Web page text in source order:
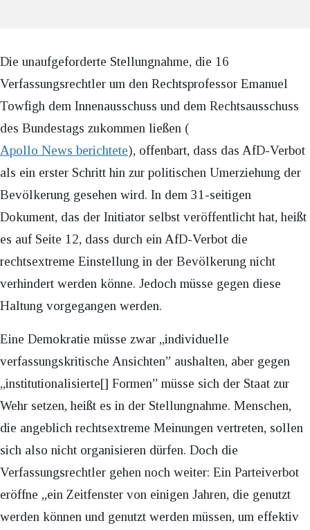
Die unaufgeforderte Stellungnahme, die 16
Verfassungsrechtler um den Rechtsprofessor Emanuel
Towfigh dem Innenausschuss und dem Rechtsausschuss
des Bundestags zukommen ließen (
Apollo News berichtete), offenbart, dass das AfD-Verbot
als ein erster Schritt hin zur politischen Umerziehung der
Bevölkerung gesehen wird. In dem 31-seitigen
Dokument, das der Initiator selbst veröffentlicht hat, heißt
es auf Seite 12, dass durch ein AfD-Verbot die
rechtsextreme Einstellung in der Bevölkerung nicht
verhindert werden könne. Jedoch müsse gegen diese
Haltung vorgegangen werden.
Eine Demokratie müsse zwar „individuelle
verfassungskritische Ansichten” aushalten, aber gegen
„institutionalisierte[] Formen” müsse sich der Staat zur
Wehr setzen, heißt es in der Stellungnahme. Menschen,
die angeblich rechtsextreme Meinungen vertreten, sollen
sich also nicht organisieren dürfen. Doch die
Verfassungsrechtler gehen noch weiter: Ein Parteiverbot
eröffne „ein Zeitfenster von einigen Jahren, die genutzt
werden können und genutzt werden müssen, um effektiv